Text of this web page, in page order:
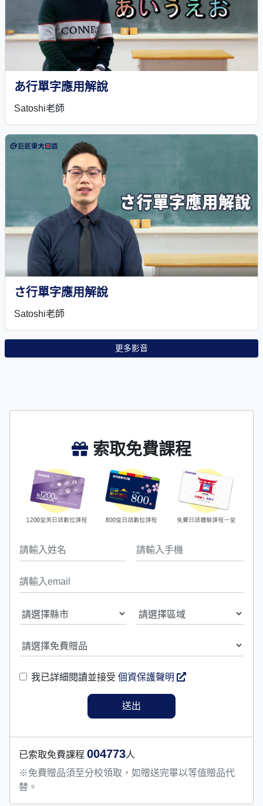
あ行單字應用解說
Satoshi老師
さ行單字應用解說
Satoshi老師
更多影音
索取免費課程
我已詳細閱讀並接受 個資保護聲明
已索取免費課程 004773人
※免費贈品須至分校領取，如贈送完畢以等值贈品代
替。